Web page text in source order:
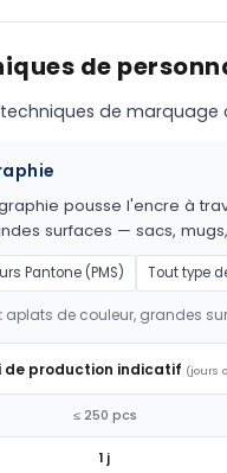
de
de marquage
pousse l'encre à
surfaces — sacs,
Pantone (PMS) Tout type
aplats de couleur, grandes
de production indicatif (jours
≤ 250 pcs
1 j